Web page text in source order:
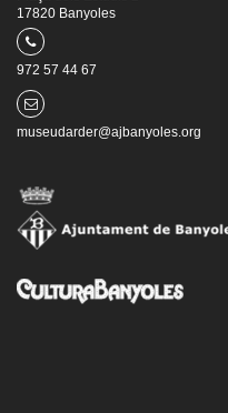
17820 Banyoles
972 57 44 67
museudarder@ajbanyoles.org